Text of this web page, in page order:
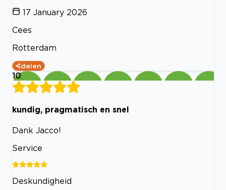
17 January 2026
Cees
Rotterdam
delen
10
kundig, pragmatisch en snel
Dank Jacco!
Service
Deskundigheid